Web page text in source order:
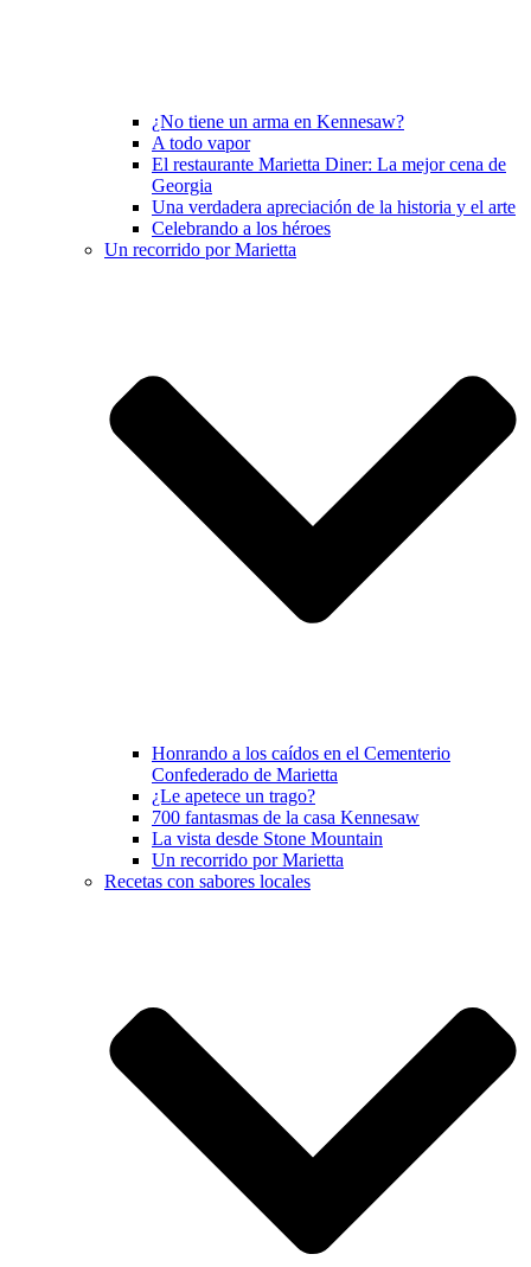
¿No tiene un arma en Kennesaw?
A todo vapor
El restaurante Marietta Diner: La mejor cena de
Georgia
Una verdadera apreciación de la historia y el arte
Celebrando a los héroes
Un recorrido por Marietta
Honrando a los caídos en el Cementerio
Confederado de Marietta
¿Le apetece un trago?
700 fantasmas de la casa Kennesaw
La vista desde Stone Mountain
Un recorrido por Marietta
Recetas con sabores locales